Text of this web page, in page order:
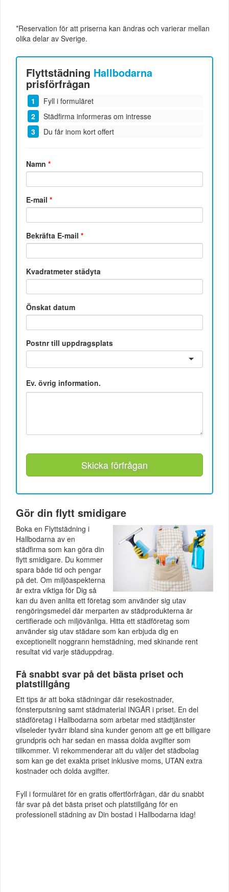
*Reservation för att priserna kan ändras och varierar mellan
olika delar av Sverige.
Flyttstädning Hallbodarna
prisförfrågan
Fyll i formuläret
Städfirma informeras om intresse
Du får inom kort offert
Namn*
E-mail*
Bekräfta E-mail*
Kvadratmeter städyta
Önskat datum
Postnr till uppdragsplats
Ev. övrig information.
Skicka förfrågan
Gör din flytt smidigare
Boka en Flyttstädning i
Hallbodarna av en
städfirma som kan göra din
flytt smidigare. Du kommer
spara både tid och pengar
på det. Om miljöaspekterna
är extra viktiga för Dig så
kan du även anlita ett företag som använder sig utav
rengöringsmedel där merparten av städprodukterna är
certifierade och miljövänliga. Hitta ett städföretag som
använder sig utav städare som kan erbjuda dig en
exceptionellt noggrann hemstädning, med skinande rent
resultat vid varje städuppdrag.
Få snabbt svar på det bästa priset och
platstillgång
Ett tips är att boka städningar där resekostnader,
fönsterputsning samt städmaterial INGÅR i priset. En del
städföretag i Hallbodarna som arbetar med städtjänster
vilseleder tyvärr ibland sina kunder genom att ge ett billigare
grundpris och har sedan en massa dolda avgifter som
tillkommer. Vi rekommenderar att du väljer det städbolag
som kan ge det exakta priset inklusive moms, UTAN extra
kostnader och dolda avgifter.
Fyll i formuläret för en gratis offertförfrågan, där du snabbt
får svar på det bästa priset och platstillgång för en
professionell städning av Din bostad i Hallbodarna idag!